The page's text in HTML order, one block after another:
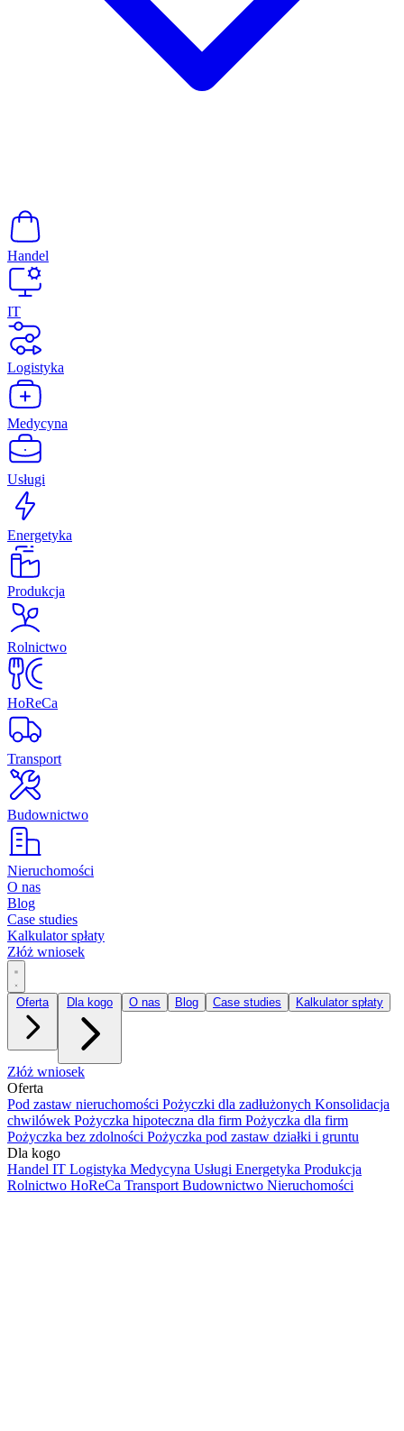
Handel
IT
Logistyka
Medycyna
Usługi
Energetyka
Produkcja
Rolnictwo
HoReCa
Transport
Budownictwo
Nieruchomości
O nas
Blog
Case studies
Kalkulator spłaty
Złóż wniosek
Oferta Dla kogo O nas Blog Case studies Kalkulator spłaty
Złóż wniosek
Oferta
Pod zastaw nieruchomości Pożyczki dla zadłużonych Konsolidacja
chwilówek Pożyczka hipoteczna dla firm Pożyczka dla firm
Pożyczka bez zdolności Pożyczka pod zastaw działki i gruntu
Dla kogo
Handel IT Logistyka Medycyna Usługi Energetyka Produkcja
Rolnictwo HoReCa Transport Budownictwo Nieruchomości